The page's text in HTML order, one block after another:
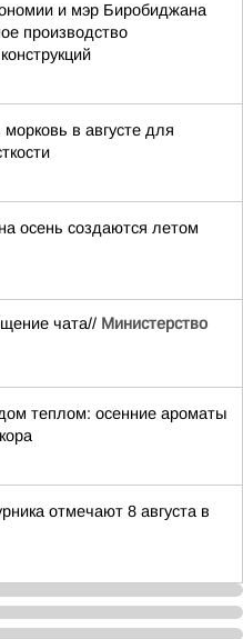
и мэр Биробиджана
производство
в августе для
осень создаются летом
чата// Министерство
теплом: осенние ароматы
отмечают 8 августа в